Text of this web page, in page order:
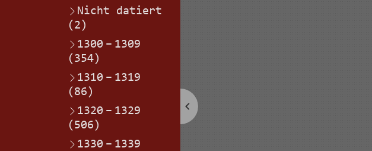
Nicht datiert
(2)
1300 – 1309
(354)
1310 – 1319
(86)
1320 – 1329
(506)
1330 – 1339